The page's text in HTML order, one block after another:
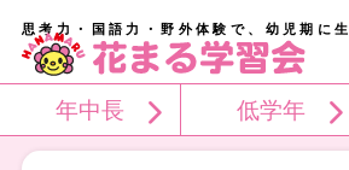
思考力・国語力・野外体験で、幼児期に
年中長 低学年